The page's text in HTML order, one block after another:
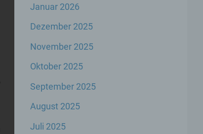
Januar 2026
Dezember 2025
November 2025
Oktober 2025
September 2025
August 2025
Juli 2025